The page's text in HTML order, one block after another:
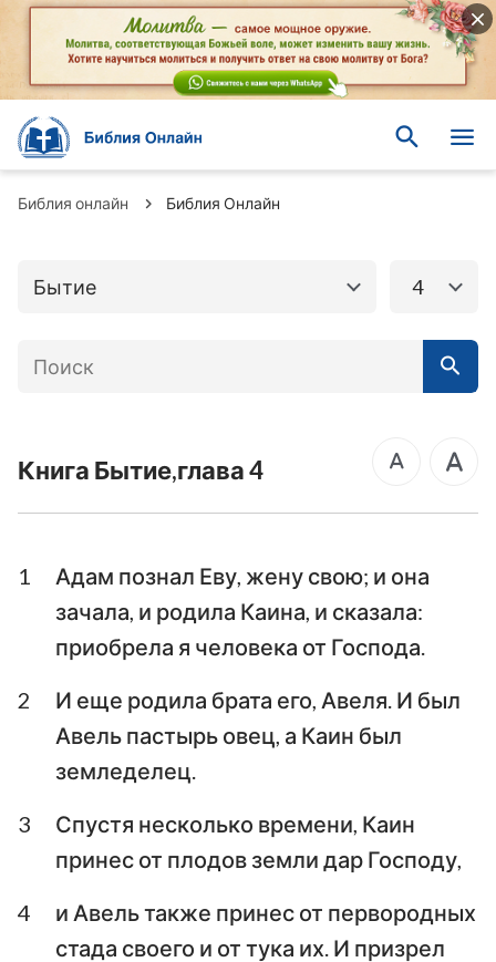
Библия онлайн Библия Онлайн
Бытие
Книги Ветхого
завета
Бытие Исход
Второзаконие Иисус Навин
Есфирь Иов
Псалтирь Притчи
Екклесиаст Песни Песней
Исаия Иеремия
Плач Иеремии
Даниил Осия
4
Книга Бытие,глава 4
1
Адам познал Еву, жену свою; и она
зачала, и родила Каина, и сказала:
приобрела я человека от Господа.
2
И еще родила брата его, Авеля. И был
Авель пастырь овец, а Каин был
земледелец.
3
Спустя несколько времени, Каин
принес от плодов земли дар Господу,
4
и Авель также принес от первородных
стада своего и от тука их. И призрел